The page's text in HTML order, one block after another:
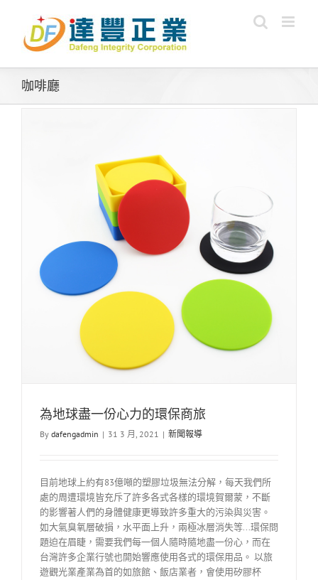
content
咖啡廳
為地球盡一份心力的環保商旅
By dafengadmin | 31 3 月, 2021 | 新聞報導
目前地球上約有83億噸的塑膠垃圾無法分解，每天我們所
處的周遭環境皆充斥了許多各式各樣的環境賀爾蒙，不斷
的影響著人們的身體健康更導致許多重大的污染與災害。
如大氣臭氧層破損，水平面上升，兩極冰層消失等...環保問
題迫在眉睫，需要我們每一個人隨時隨地盡一份心，而在
台灣許多企業行號也開始響應使用各式的環保用品。 以旅
遊觀光業產業為首的如旅館、飯店業者，會使用矽膠杯